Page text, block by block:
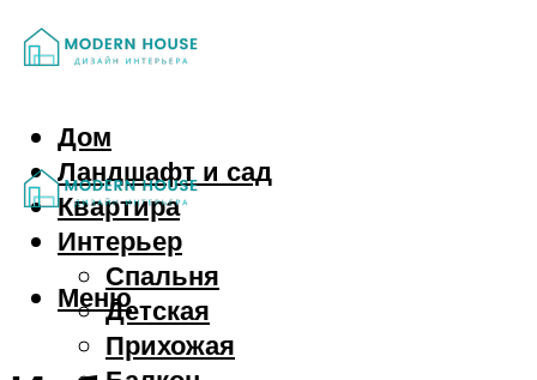
Дом
Ландшафт и сад
Квартира
Интерьер
Спальня
Детская
Прихожая
Меню